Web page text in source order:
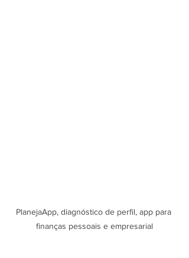
PlanejaApp, diagnóstico de perfil, app para
finanças pessoais e empresarial